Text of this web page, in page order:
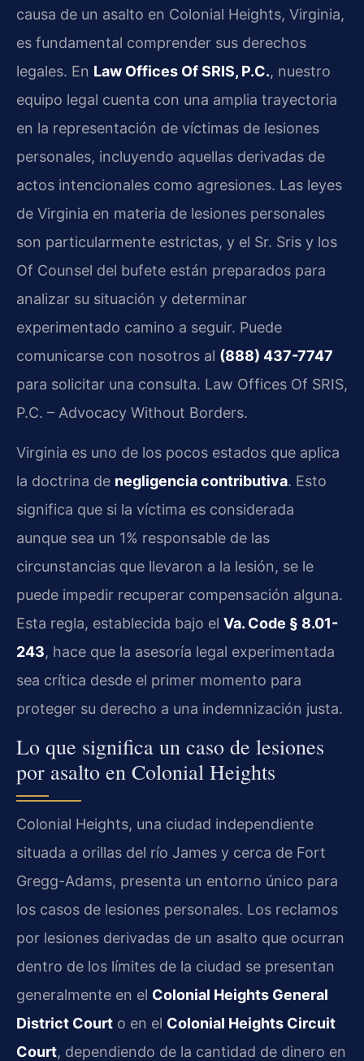
causa de un asalto en Colonial Heights, Virginia,
es fundamental comprender sus derechos
legales. En Law Offices Of SRIS, P.C., nuestro
equipo legal cuenta con una amplia trayectoria
en la representación de víctimas de lesiones
personales, incluyendo aquellas derivadas de
actos intencionales como agresiones. Las leyes
de Virginia en materia de lesiones personales
son particularmente estrictas, y el Sr. Sris y los
Of Counsel del bufete están preparados para
analizar su situación y determinar
experimentado camino a seguir. Puede
comunicarse con nosotros al (888) 437-7747
para solicitar una consulta. Law Offices Of SRIS,
P.C. – Advocacy Without Borders.
Virginia es uno de los pocos estados que aplica
la doctrina de negligencia contributiva. Esto
significa que si la víctima es considerada
aunque sea un 1% responsable de las
circunstancias que llevaron a la lesión, se le
puede impedir recuperar compensación alguna.
Esta regla, establecida bajo el Va. Code § 8.01-
243, hace que la asesoría legal experimentada
sea crítica desde el primer momento para
proteger su derecho a una indemnización justa.
Lo que significa un caso de lesiones
por asalto en Colonial Heights
Colonial Heights, una ciudad independiente
situada a orillas del río James y cerca de Fort
Gregg-Adams, presenta un entorno único para
los casos de lesiones personales. Los reclamos
por lesiones derivadas de un asalto que ocurran
dentro de los límites de la ciudad se presentan
generalmente en el Colonial Heights General
District Court o en el Colonial Heights Circuit
Court, dependiendo de la cantidad de dinero en